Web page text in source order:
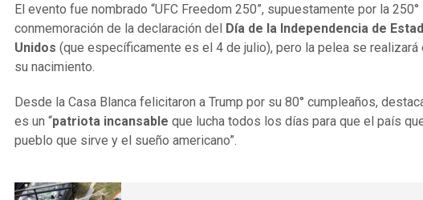
El evento fue nombrado “UFC Freedom 250”, supuestamente por la 250°
conmemoración de la declaración del Día de la Independencia de
Unidos (que específicamente es el 4 de julio), pero la pelea se realizará
su nacimiento.
Desde la Casa Blanca felicitaron a Trump por su 80° cumpleaños,
es un “patriota incansable que lucha todos los días para que el país
pueblo que sirve y el sueño americano”.